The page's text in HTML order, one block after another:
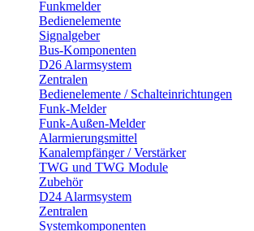
Funkmelder
Bedienelemente
Signalgeber
Bus-Komponenten
D26 Alarmsystem
Zentralen
Bedienelemente / Schalteinrichtungen
Funk-Melder
Funk-Außen-Melder
Alarmierungsmittel
Kanalempfänger / Verstärker
TWG und TWG Module
Zubehör
D24 Alarmsystem
Zentralen
Systemkomponenten